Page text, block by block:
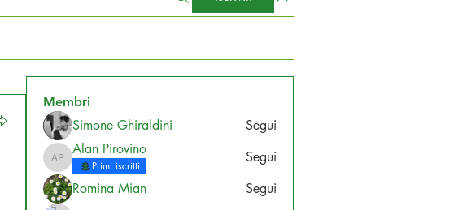
Membri
Simone Ghiraldini Segui
Alan Pirovino
Alan Pirovino
Primi iscritti
Segui
Romina Mian
Segui